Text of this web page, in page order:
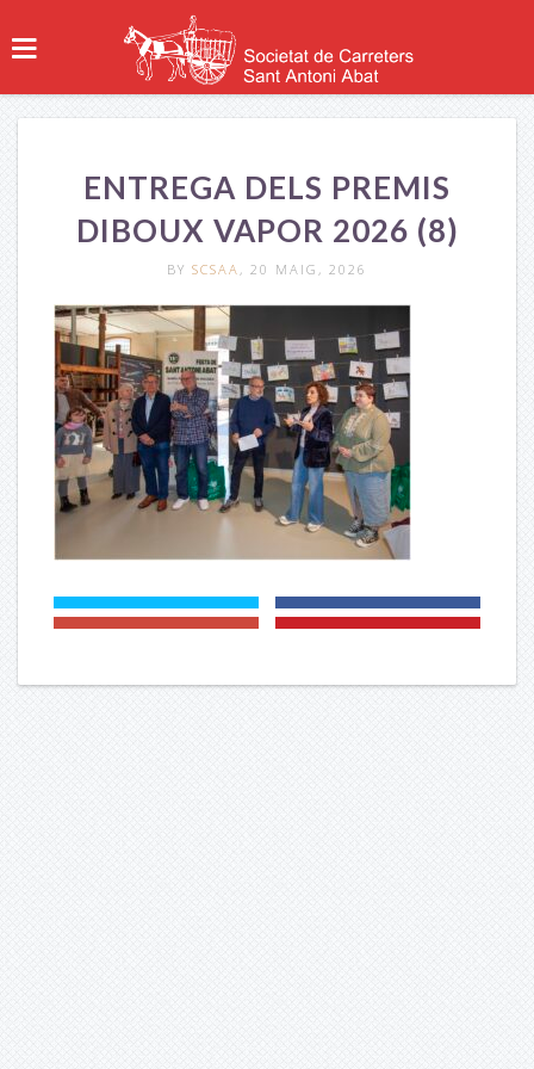
ENTREGA DELS PREMIS
DIBOUX VAPOR 2026 (8)
BY SCSAA , 20 MAIG, 2026